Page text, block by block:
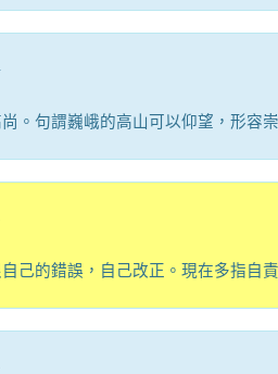
。句謂巍峨的高山可以仰望，形容
己的錯誤，自己改正。現在多指自